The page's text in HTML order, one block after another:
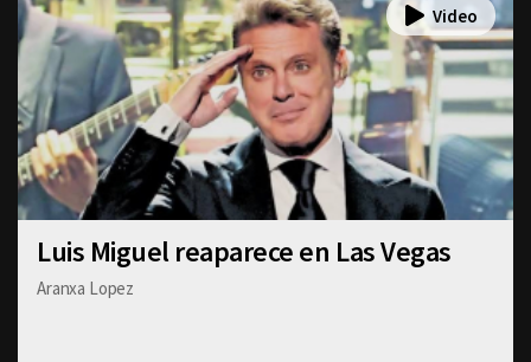
Luis Miguel reaparece en Las Vegas
Aranxa Lopez